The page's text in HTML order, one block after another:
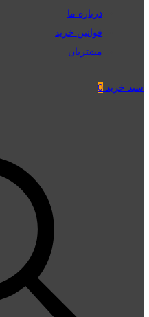
درباره ما
قوانین خرید
مشتریان
سبد خرید 0